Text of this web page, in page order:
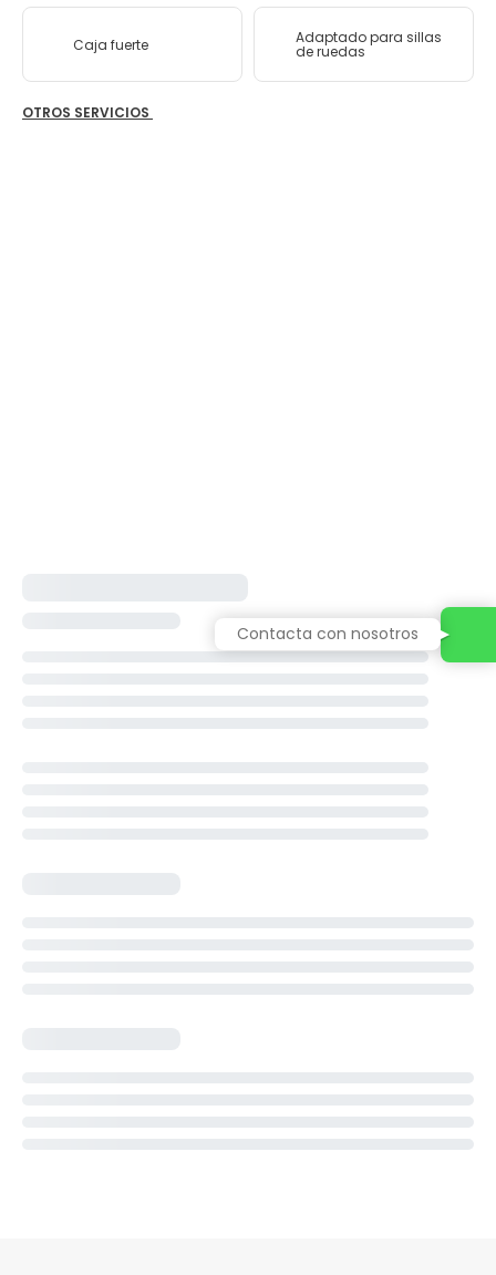
Caja fuerte Adaptado para sillas
de ruedas
OTROS SERVICIOS
Contacta con nosotros